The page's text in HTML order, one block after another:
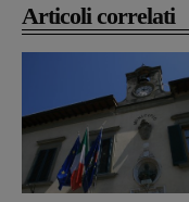
Articoli correlati